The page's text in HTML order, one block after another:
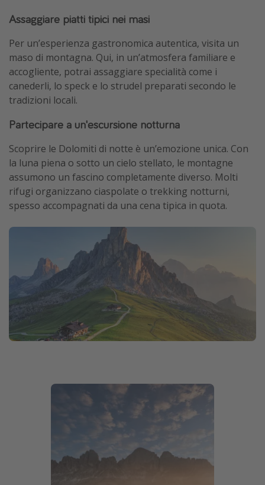
Assaggiare piatti tipici nei masi
Per un’esperienza gastronomica autentica, visita un
maso di montagna. Qui, in un’atmosfera familiare e
accogliente, potrai assaggiare specialità come i
canederli, lo speck e lo strudel preparati secondo le
tradizioni locali.
Partecipare a un'escursione notturna
Scoprire le Dolomiti di notte è un’emozione unica. Con
la luna piena o sotto un cielo stellato, le montagne
assumono un fascino completamente diverso. Molti
rifugi organizzano ciaspolate o trekking notturni,
spesso accompagnati da una cena tipica in quota.